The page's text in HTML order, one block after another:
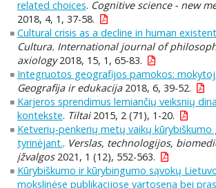
related choices. Cognitive science - new
2018, 4, 1, 37-58.
Cultural crisis as a decline in human
Cultura. International journal of
axiology2018, 15, 1, 65-83.
Integruotos geografijos pamokos:
Geografija ir edukacija2018, 6, 39-52.
Karjeros sprendimus lemiančių veiksnių
kontekste. Tiltai2015, 2 (71), 1-20.
Ketverių-penkerių metų vaikų kūrybiškumo
tyrinėjant.. Verslas, technologijos,
įžvalgos2021, 1 (12), 552-563.
Kūrybiškumo ir kūrybingumo sąvokų
mokslinėse publikacijose vartosena bei